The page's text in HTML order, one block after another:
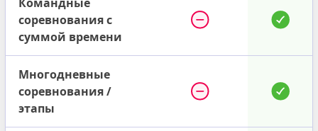
соревнования с
суммой времени
Многодневные
соревнования /
этапы